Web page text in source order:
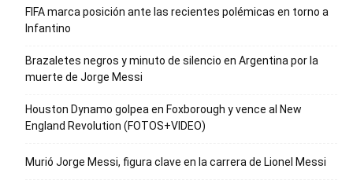
FIFA marca posición ante las recientes polémicas en torno a
Infantino
Brazaletes negros y minuto de silencio en Argentina por la
muerte de Jorge Messi
Houston Dynamo golpea en Foxborough y vence al New
England Revolution (FOTOS+VIDEO)
Murió Jorge Messi, figura clave en la carrera de Lionel Messi